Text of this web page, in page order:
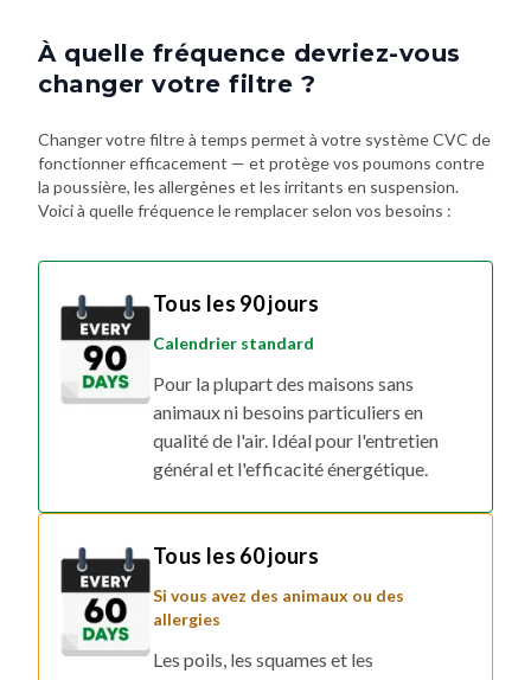
À quelle fréquence devriez-vous
changer votre filtre ?
Changer votre filtre à temps permet à votre système CVC de
fonctionner efficacement — et protège vos poumons contre
la poussière, les allergènes et les irritants en suspension.
Voici à quelle fréquence le remplacer selon vos besoins :
Tous les 90 jours
Calendrier standard
Pour la plupart des maisons sans
animaux ni besoins particuliers en
qualité de l'air. Idéal pour l'entretien
général et l'efficacité énergétique.
Tous les 60 jours
Si vous avez des animaux ou des
allergies
Les poils, les squames et les